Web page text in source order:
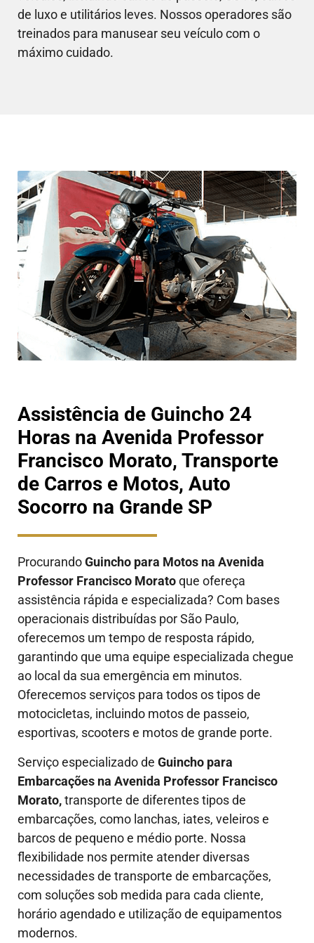
de luxo e utilitários leves. Nossos operadores são
treinados para manusear seu veículo com o
máximo cuidado.
Assistência de Guincho 24
Horas na Avenida Professor
Francisco Morato, Transporte
de Carros e Motos, Auto
Socorro na Grande SP
ProcurandoGuincho para Motos na Avenida
Professor Francisco Moratoque ofereça
assistência rápida e especializada? Com bases
operacionais distribuídas por São Paulo,
oferecemos um tempo de resposta rápido,
garantindo que uma equipe especializada chegue
ao local da sua emergência em minutos.
Oferecemos serviços para todos os tipos de
motocicletas, incluindo motos de passeio,
esportivas, scooters e motos de grande porte.
Serviço especializado de Guincho para
Embarcações na Avenida Professor Francisco
Morato,transporte de diferentes tipos de
embarcações, como lanchas, iates, veleiros e
barcos de pequeno e médio porte. Nossa
flexibilidade nos permite atender diversas
necessidades de transporte de embarcações,
com soluções sob medida para cada cliente,
horário agendado e utilização de equipamentos
modernos.